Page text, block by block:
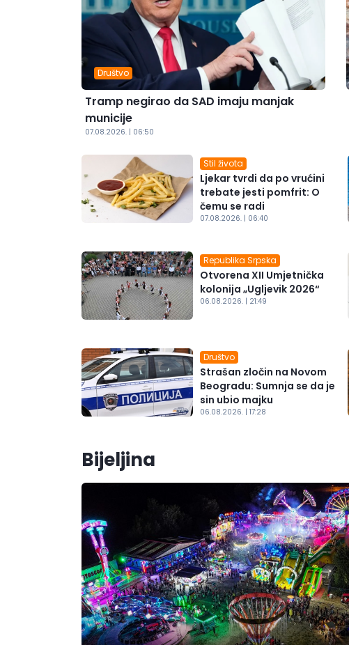
Društvo
Tramp negirao da SAD imaju manjak
municije
07.08.2026. | 06:50
Stil života
Ljekar tvrdi da po vrućini
trebate jesti pomfrit: O
čemu se radi
07.08.2026. | 06:40
Republika Srpska
Otvorena XII Umjetnička
kolonija „Ugljevik 2026“
06.08.2026. | 21:49
Društvo
Strašan zločin na Novom
Beogradu: Sumnja se da je
sin ubio majku
06.08.2026. | 17:28
Bijeljina